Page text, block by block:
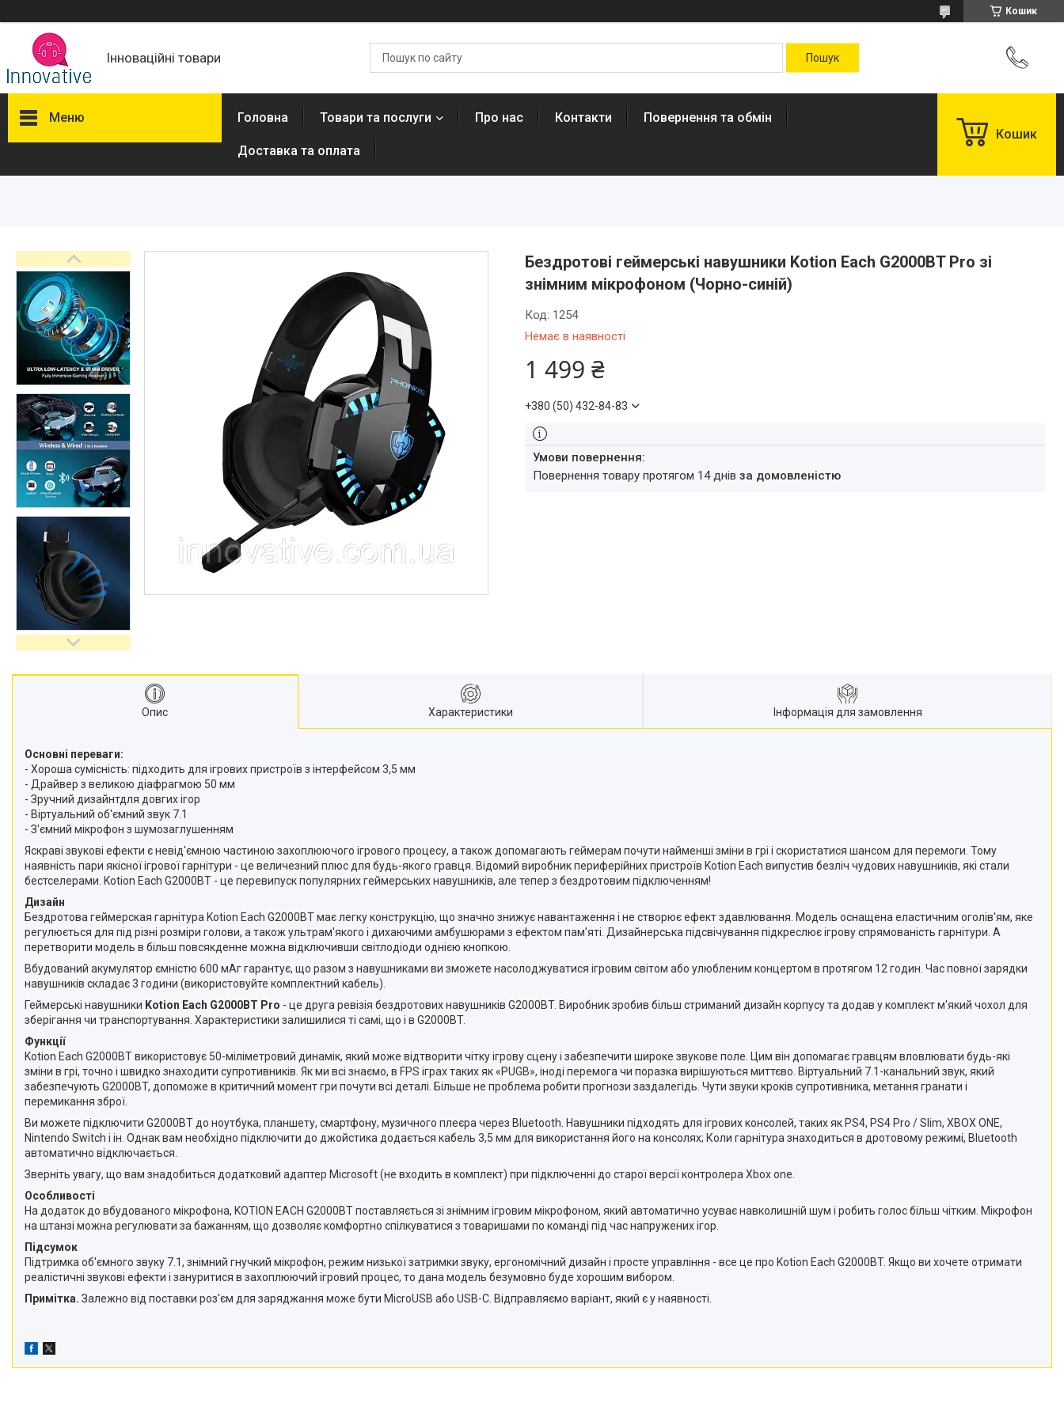
Кошик
Інноваційні товари
Меню
Доставка та оплата
Повернення та обмін
Головна Товари та послуги Про нас Контакти Повернення та обмін
Доставка та оплата
Кошик
Бездротові геймерські навушники Kotion Each G2000BT Pro зі
знімним мікрофоном (Чорно-синій)
Немає в наявності
Код: 1254
1 499 ₴
+380 (50) 432-84-83
повернення товару протягом 14 днів за домовленістю
Опис Характеристики Інформація для замовлення
Основні переваги:
- Хороша сумісність: підходить для ігрових пристроїв з інтерфейсом 3,5 мм
- Драйвер з великою діафрагмою 50 мм
- Зручний дизайнтдля довгих ігор
- Віртуальний об'ємний звук 7.1
- З'ємний мікрофон з шумозаглушенням
Яскраві звукові ефекти є невід'ємною частиною захоплюючого ігрового процесу, а також допомагають геймерам почути найменші зміни в грі і скористатися шансом для перемоги. Тому
наявність пари якісної ігрової гарнітури - це величезний плюс для будь-якого гравця. Відомий виробник периферійних пристроїв Kotion Each випустив безліч чудових навушників, які стали
бестселерами. Kotion Each G2000BT - це перевипуск популярних геймерських навушників, але тепер з бездротовим підключенням!
Дизайн
Бездротова геймерская гарнітура Kotion Each G2000BT має легку конструкцію, що значно знижує навантаження і не створює ефект здавлювання. Модель оснащена еластичним оголів'ям, яке
регулюється для під різні розміри голови, а також ультрам'якого і дихаючими амбушюрами з ефектом пам'яті. Дизайнерська підсвічування підкреслює ігрову спрямованість гарнітури. А
перетворити модель в більш повсякденне можна відключивши світлодіоди однією кнопкою.
Вбудований акумулятор ємністю 600 мАг гарантує, що разом з навушниками ви зможете насолоджуватися ігровим світом або улюбленим концертом в протягом 12 годин. Час повної зарядки
навушників складає 3 години (використовуйте комплектний кабель).
Геймерські навушники Kotion Each G2000BT Pro - це друга ревізія бездротових навушників G2000BT. Виробник зробив більш стриманий дизайн корпусу та додав у комплект м'який чохол для
зберігання чи транспортування. Характеристики залишилися ті самі, що і в G2000BT.
Функції
Kotion Each G2000BT використовує 50-міліметровий динамік, який може відтворити чітку ігрову сцену і забезпечити широке звукове поле. Цим він допомагає гравцям вловлювати будь-які
зміни в грі, точно і швидко знаходити супротивників. Як ми всі знаємо, в FPS іграх таких як «PUGB», іноді перемога чи поразка вирішуються миттєво. Віртуальний 7.1-канальний звук, який
забезпечують G2000BT, допоможе в критичний момент гри почути всі деталі. Більше не проблема робити прогнози заздалегідь. Чути звуки кроків супротивника, метання гранати і
перемикання зброї.
Ви можете підключити G2000BT до ноутбука, планшету, смартфону, музичного плеєра через Bluetooth. Навушники підходять для ігрових консолей, таких як PS4, PS4 Pro / Slim, XBOX ONE,
Nintendo Switch і ін. Однак вам необхідно підключити до джойстика додається кабель 3,5 мм для використання його на консолях; Коли гарнітура знаходиться в дротовому режимі, Bluetooth
автоматично відключається.
Зверніть увагу, що вам знадобиться додатковий адаптер Microsoft (не входить в комплект) при підключенні до старої версії контролера Xbox one.
Особливості
На додаток до вбудованого мікрофона, KOTION EACH G2000BT поставляється зі знімним ігровим мікрофоном, який автоматично усуває навколишній шум і робить голос більш чітким. Мікрофон
на штанзі можна регулювати за бажанням, що дозволяє комфортно спілкуватися з товаришами по команді під час напружених ігор.
Підсумок
Підтримка об'ємного звуку 7.1, знімний гнучкий мікрофон, режим низької затримки звуку, ергономічний дизайн і просте управління - все це про Kotion Each G2000BT. Якщо ви хочете отримати
реалістичні звукові ефекти і зануритися в захоплюючий ігровий процес, то дана модель безумовно буде хорошим вибором.
Примітка. Залежно від поставки роз'єм для заряджання може бути MicroUSB або USB-C. Відправляємо варіант, який є у наявності.